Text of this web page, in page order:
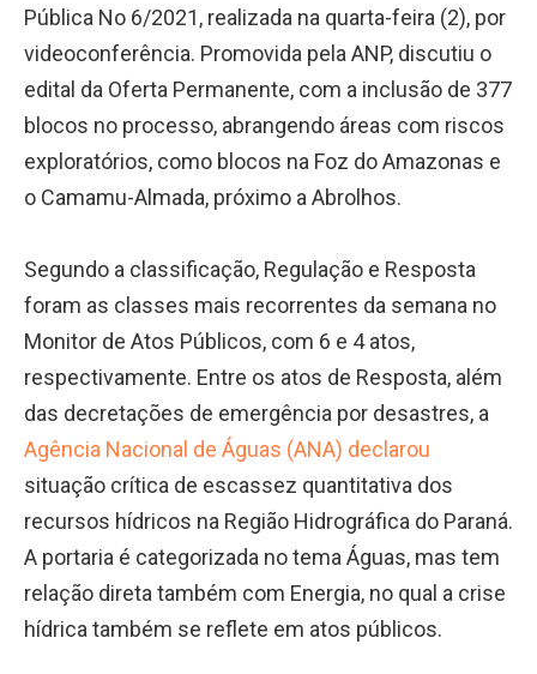
Pública No 6/2021, realizada na quarta-feira (2), por
videoconferência. Promovida pela ANP, discutiu o
edital da Oferta Permanente, com a inclusão de 377
blocos no processo, abrangendo áreas com riscos
exploratórios, como blocos na Foz do Amazonas e
o Camamu-Almada, próximo a Abrolhos.
Segundo a classificação, Regulação e Resposta
foram as classes mais recorrentes da semana no
Monitor de Atos Públicos, com 6 e 4 atos,
respectivamente. Entre os atos de Resposta, além
das decretações de emergência por desastres, a
Agência Nacional de Águas (ANA) declarou
situação crítica de escassez quantitativa dos
recursos hídricos na Região Hidrográfica do Paraná.
A portaria é categorizada no tema Águas, mas tem
relação direta também com Energia, no qual a crise
hídrica também se reflete em atos públicos.